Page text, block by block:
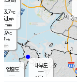
의도
℃
m/s
mm
영흥도
대부도
34.6
33.7℃
5.1 m/s
-mm